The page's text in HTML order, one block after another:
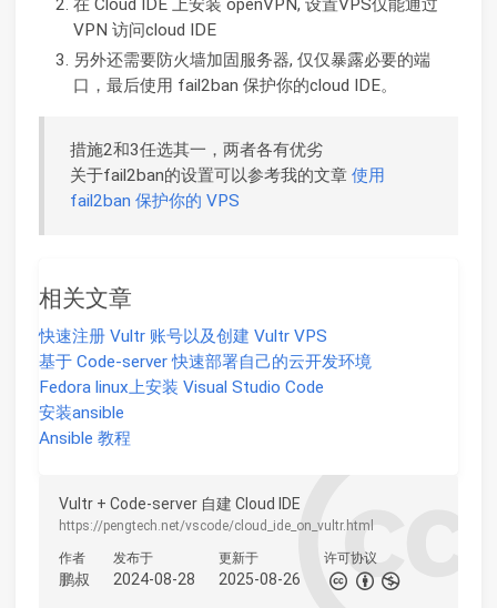
在 Cloud IDE 上安装 openVPN, 设置VPS仅能通过
VPN 访问cloud IDE
另外还需要防火墙加固服务器, 仅仅暴露必要的端
口，最后使用 fail2ban 保护你的cloud IDE。
措施2和3任选其一，两者各有优劣
关于fail2ban的设置可以参考我的文章使用
fail2ban 保护你的 VPS
相关文章
快速注册 Vultr 账号以及创建 Vultr VPS
基于 Code-server 快速部署自己的云开发环境
Fedora linux上安装 Visual Studio Code
安装ansible
Ansible 教程
Vultr + Code-server 自建 Cloud IDE
https://pengtech.net/vscode/cloud_ide_on_vultr.html
作者
鹏叔
发布于
2024-08-28
更新于
2025-08-26
许可协议